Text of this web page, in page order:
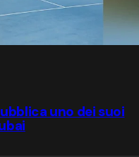
uno dei suoi